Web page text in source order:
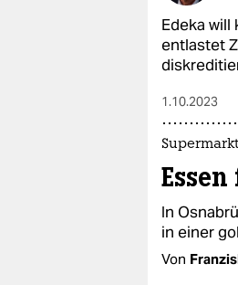
Edeka
entlastet
1.10.2023
In
in einer
Von